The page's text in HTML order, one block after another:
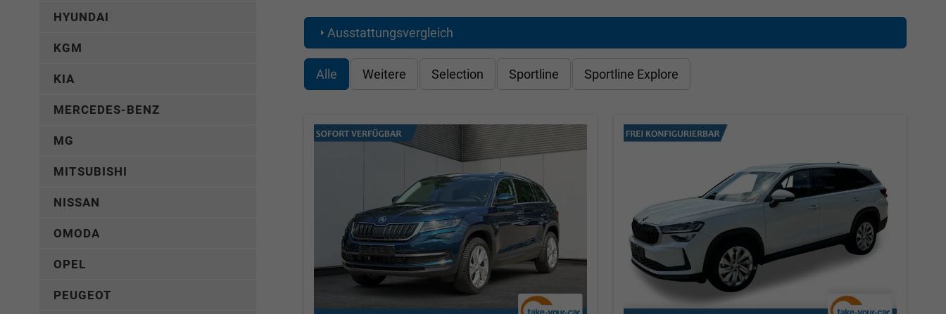
Ausstattungsvergleich
Alle Weitere Selection Sportline Sportline Explore
HYUNDAI
KGM
KIA
MERCEDES-BENZ
MG
MITSUBISHI
NISSAN
OMODA
OPEL
PEUGEOT